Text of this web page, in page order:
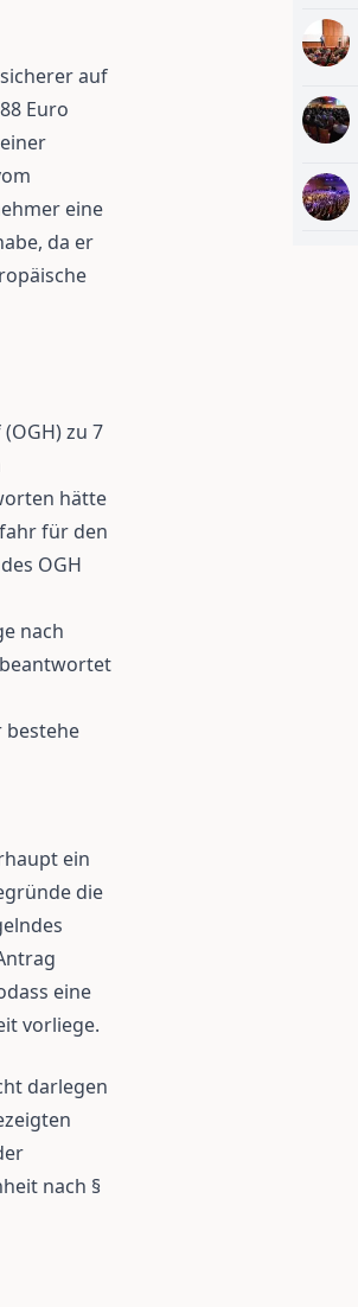
auf
Euro
eine
da er
zu 7
hätte
für den
OGH
nach
bestehe
ein
die
eine
vorliege.
darlegen
nach §